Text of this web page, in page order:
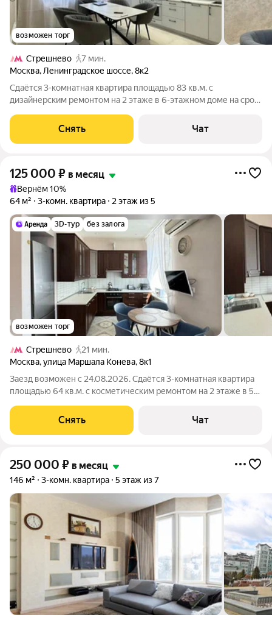
возможен торг
Стрешнево
7 мин.
Москва, Ленинградское шоссе,8к2
Сдаётся 3-комнатная квартира площадью 83 кв.м. с
дизайнерским ремонтом на 2 этаже в 6-этажном доме на срок
Стиральная машина Холодильник Посудомоечная машина
Кондиционер Дом - кирпичный,
Снять Чат
125 000 ₽ в месяц
Вернём 10%
64 м²
3-комн. квартира 2 этаж из 5
3D-тур без залога
возможен торг
Стрешнево
21 мин.
Москва,улица Маршала Конева,8к1
Заезд возможен с 24.08.2026. Сдаётся 3-комнатная квартира
площадью 64 кв.м. с косметическим ремонтом на 2 этаже в 5-
Посудомоечная машина
Снять Чат
250 000 ₽ в месяц
146 м² 3-комн. квартира 5 этаж из 7